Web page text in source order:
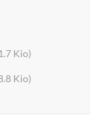
Kio)
Kio)